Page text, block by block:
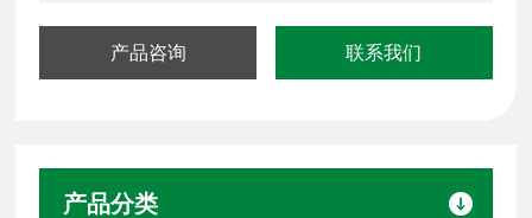
产品咨询 联系我们
产品分类